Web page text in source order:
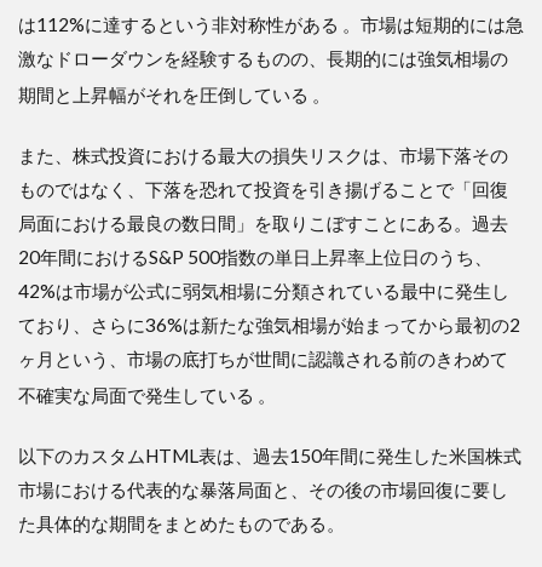
は112%に達するという非対称性がある 。市場は短期的には急
激なドローダウンを経験するものの、長期的には強気相場の
期間と上昇幅がそれを圧倒している 。
また、株式投資における最大の損失リスクは、市場下落その
ものではなく、下落を恐れて投資を引き揚げることで「回復
局面における最良の数日間」を取りこぼすことにある。過去
20年間におけるS&P 500指数の単日上昇率上位日のうち、
42%は市場が公式に弱気相場に分類されている最中に発生し
ており、さらに36%は新たな強気相場が始まってから最初の2
ヶ月という、市場の底打ちが世間に認識される前のきわめて
不確実な局面で発生している 。
以下のカスタムHTML表は、過去150年間に発生した米国株式
市場における代表的な暴落局面と、その後の市場回復に要し
た具体的な期間をまとめたものである。